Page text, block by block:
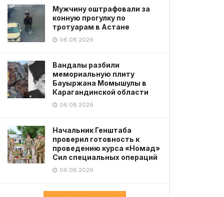
Мужчину оштрафовали за
конную прогулку по
тротуарам в Астане
06.08.2026
Вандалы разбили
мемориальную плиту
Бауыржана Момышулы в
Карагандинской области
06.08.2026
Начальник Генштаба
проверил готовность к
проведению курса «Номад»
Сил специальных операций
06.08.2026